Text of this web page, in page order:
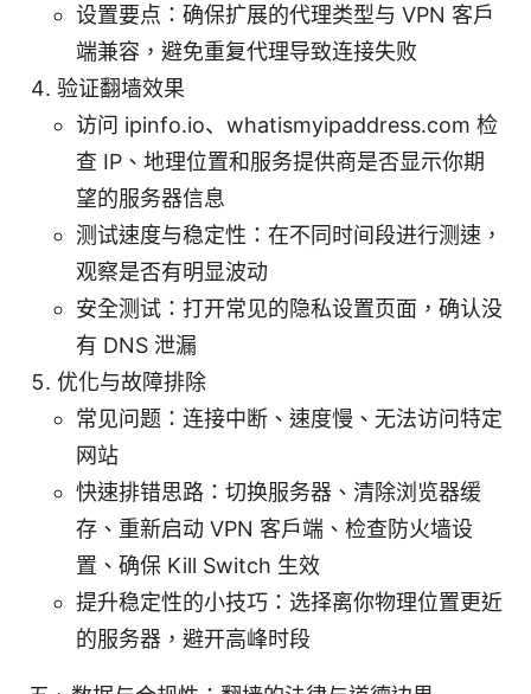
设置要点：确保扩展的代理类型与 VPN 客户
端兼容，避免重复代理导致连接失败
验证翻墙效果
访问 ipinfo.io、whatismyipaddress.com 检
查 IP、地理位置和服务提供商是否显示你期
望的服务器信息
测试速度与稳定性：在不同时间段进行测速，
观察是否有明显波动
安全测试：打开常见的隐私设置页面，确认没
有 DNS 泄漏
优化与故障排除
常见问题：连接中断、速度慢、无法访问特定
网站
快速排错思路：切换服务器、清除浏览器缓
存、重新启动 VPN 客户端、检查防火墙设
置、确保 Kill Switch 生效
提升稳定性的小技巧：选择离你物理位置更近
的服务器，避开高峰时段